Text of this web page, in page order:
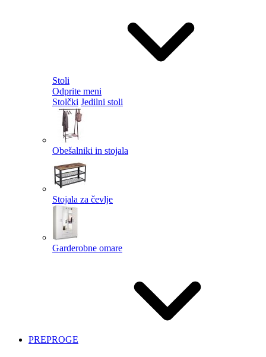
Stoli
Odprite meni
Stolčki Jedilni stoli
Obešalniki in stojala
Stojala za čevlje
Garderobne omare
PREPROGE